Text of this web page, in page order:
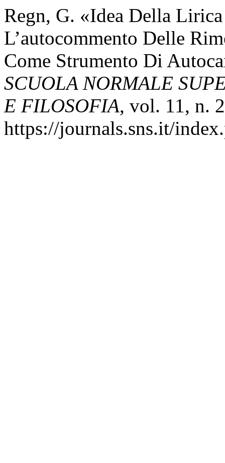
Regn, G. «Idea Della
L’autocommento Delle
Come Strumento Di
SCUOLA NORMALE
E FILOSOFIA, vol. 11, n.
https://journals.sns.it/